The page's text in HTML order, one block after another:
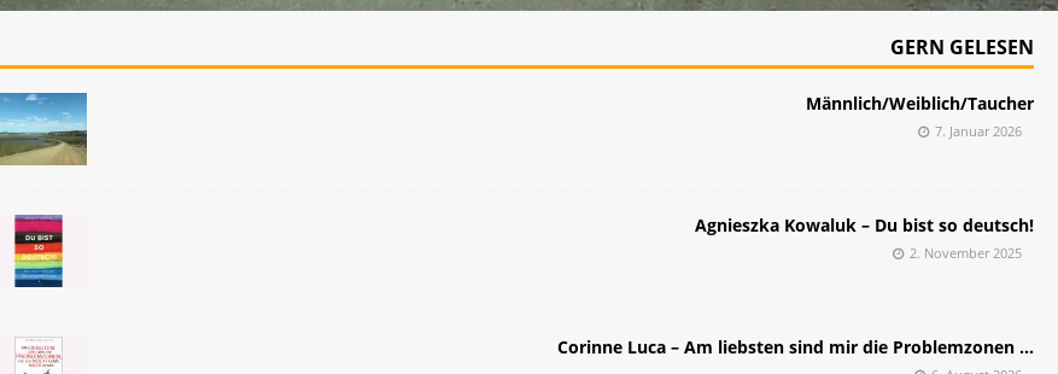
GERN GELESEN
Männlich/Weiblich/Taucher
7. Januar 2026
Agnieszka Kowaluk – Du bist so deutsch!
2. November 2025
Corinne Luca – Am liebsten sind mir die Problemzonen …